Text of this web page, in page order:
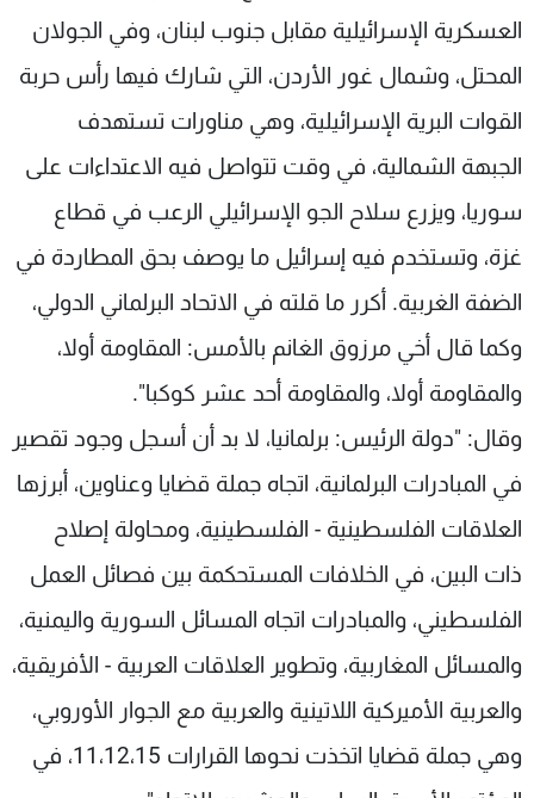
العسكرية الإسرائيلية مقابل جنوب لبنان، وفي الجولان
المحتل، وشمال غور الأردن، التي شارك فيها رأس حربة
القوات البرية الإسرائيلية، وهي مناورات تستهدف
الجبهة الشمالية، في وقت تتواصل فيه الاعتداءات على
سوريا، ويزرع سلاح الجو الإسرائيلي الرعب في قطاع
غزة، وتستخدم فيه إسرائيل ما يوصف بحق المطاردة في
الضفة الغربية. أكرر ما قلته في الاتحاد البرلماني الدولي،
وكما قال أخي مرزوق الغانم بالأمس: المقاومة أولا،
والمقاومة أولا، والمقاومة أحد عشر كوكبا".
وقال: "دولة الرئيس: برلمانيا، لا بد أن أسجل وجود تقصير
في المبادرات البرلمانية، اتجاه جملة قضايا وعناوين، أبرزها
العلاقات الفلسطينية - الفلسطينية، ومحاولة إصلاح
ذات البين، في الخلافات المستحكمة بين فصائل العمل
الفلسطيني، والمبادرات اتجاه المسائل السورية واليمنية،
والمسائل المغاربية، وتطوير العلاقات العربية - الأفريقية،
والعربية الأميركية اللاتينية والعربية مع الجوار الأوروبي،
وهي جملة قضايا اتخذت نحوها القرارات 11،12،15، في